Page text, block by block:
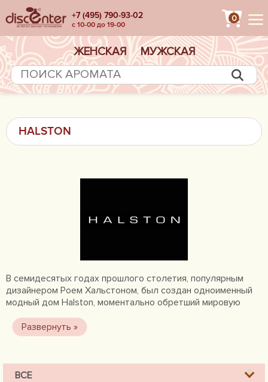
+7 (495) 790-93-02
с 10-00 до 19-00
0
ЖЕНСКАЯ МУЖСКАЯ
HALSTON
В семидесятых годах прошлого столетия, популярным
дизайнером Роем Хальстоном, был создан одноименный
модный дом Halston, моментально обретший мировую
такие известные в мире моды личности, как Харви
Ванштейн, Сара Джесика Паркер и другие.
ВСЕ